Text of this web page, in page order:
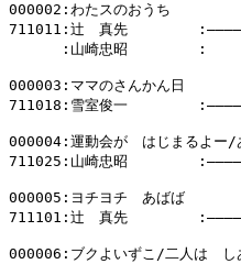
000002:わたスのおうち
711011:辻　真先
:山崎忠昭        :
000003:ママのさんかん日
711018:雪室俊一
000004:運動会が　はじまるよー/
711025:山崎忠昭
000005:ヨチヨチ　あばば
711101:辻　真先
000006:ブクよいずこ/二人は　し